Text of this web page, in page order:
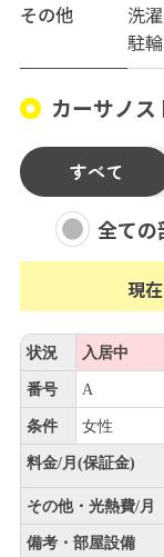
その他
洗
駐
カーサノ
すべて
全ての
現
状況 入居中
番号 A
条件 女性
料金/月(保証金)
その他・光熱費/月
備考・部屋設備